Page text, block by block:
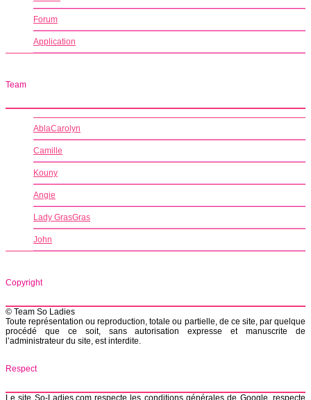
Forum
Application
Team
AblaCarolyn
Camille
Kouny
Angie
Lady GrasGras
John
Copyright
© Team So Ladies
Toute représentation ou reproduction, totale ou partielle, de ce site, par quelque
procédé que ce soit, sans autorisation expresse et manuscrite de
l’administrateur du site, est interdite.
Respect
Le site So-Ladies.com respecte les conditions générales de Google, respecte